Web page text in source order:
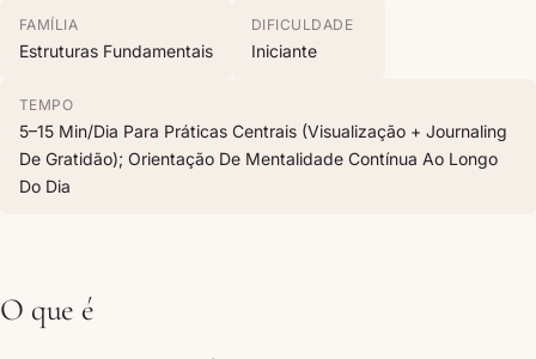
FAMÍLIA
Estruturas Fundamentais
DIFICULDADE
Iniciante
TEMPO
5–15 Min/dia Para Práticas Centrais (visualização + Journaling
De Gratidão); Orientação De Mentalidade Contínua Ao Longo
Do Dia
O que é